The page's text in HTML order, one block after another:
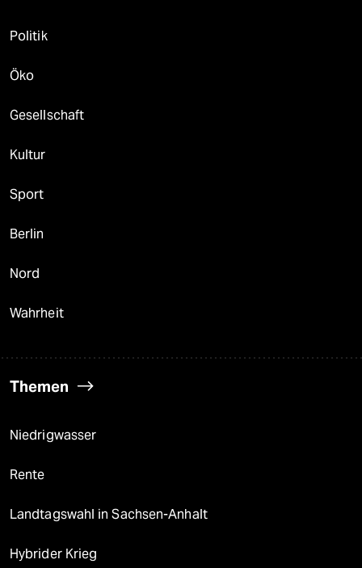
Politik
Öko
Gesellschaft
Kultur
Sport
Berlin
Nord
Wahrheit
Themen
Niedrigwasser
Rente
Landtagswahl in Sachsen-Anhalt
Hybrider Krieg